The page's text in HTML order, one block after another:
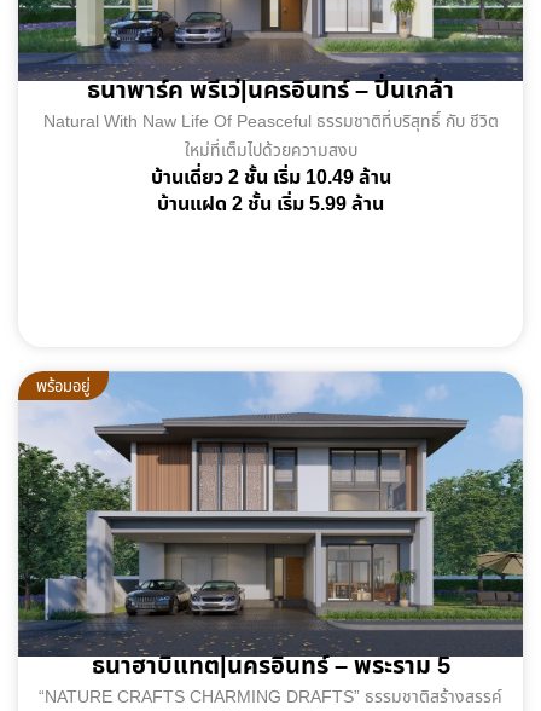
ธนาพาร์ค พรีเว่|นครอินทร์ – ปิ่นเกล้า
Natural With Naw Life Of Peasceful ธรรมชาติที่บริสุทธิ์ กับ ชีวิต
ใหม่ที่เต็มไปด้วยความสงบ
บ้านเดี่ยว 2 ชั้น เริ่ม 10.49 ล้าน
บ้านแฝด 2 ชั้น เริ่ม 5.99 ล้าน
พร้อมอยู่
ธนาฮาบิแทต|นครอินทร์ – พระราม 5
“NATURE CRAFTS CHARMING DRAFTS” ธรรมชาติสร้างสรรค์